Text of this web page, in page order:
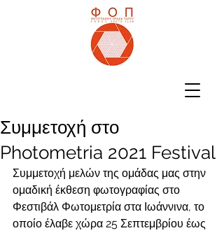
Συμμετοχή στο
Photometria 2021 Festival
Συμμετοχή μελών της ομάδας μας στην
ομαδική έκθεση φωτογραφίας στο
Φεστιβάλ Φωτομετρία στα Ιωάννινα, το
οποίο έλαβε χώρα 25 Σεπτεμβρίου έως